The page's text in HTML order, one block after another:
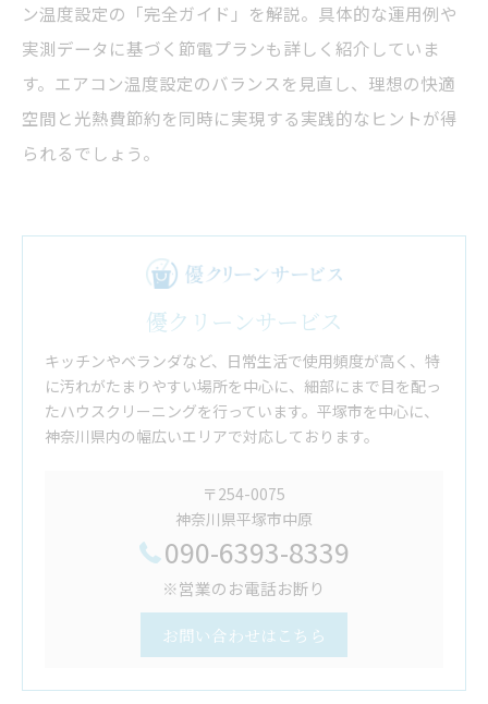
ン温度設定の「完全ガイド」を解説。具体的な運用例や
実測データに基づく節電プランも詳しく紹介していま
す。エアコン温度設定のバランスを見直し、理想の快適
空間と光熱費節約を同時に実現する実践的なヒントが得
られるでしょう。
優クリーンサービス
キッチンやベランダなど、日常生活で使用頻度が高く、特
に汚れがたまりやすい場所を中心に、細部にまで目を配っ
たハウスクリーニングを行っています。平塚市を中心に、
神奈川県内の幅広いエリアで対応しております。
〒254-0075
神奈川県平塚市中原
090-6393-8339
※営業のお電話お断り
お問い合わせはこちら